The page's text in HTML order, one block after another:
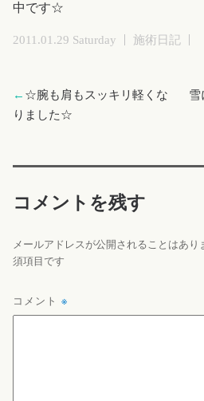
中です☆
2011.01.29 Saturday 施術日記
← ☆腕も肩もスッキリ軽くな
りました☆
コメントを残す
メールアドレスが公開されることはあり
須項目です
コメント ※